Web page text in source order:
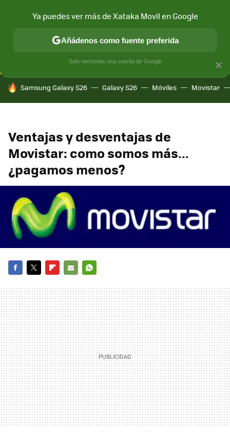
CONECTIVIDAD MÓVIL Y SOCIEDAD APLICACIONES
HOY SE HABLA DE
Samsung Galaxy S26 Galaxy S26 Móviles Movistar
Ventajas y desventajas de
Movistar: como somos más...
¿pagamos menos?
MAIL
×
Ya puedes ver más de Xataka Movil en Google
Añádenos como fuente preferida
Solo necesitas una cuenta de Google